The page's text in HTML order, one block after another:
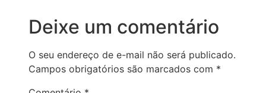
Deixe um comentário
O seu endereço de e-mail não será publicado.
Campos obrigatórios são marcados com *